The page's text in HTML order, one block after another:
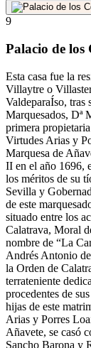
9
Palacio de los
Esta casa fue la
Villaytre o
ValdeparaÍso, tras
Marquesados, Dª
primera
Virtudes Arias y
Marquesa de
II en el año 1696,
los méritos de su
Sevilla y
de este
situado entre los
Calatrava, Moral
nombre de “La
Andrés Antonio
la Orden de
terrateniente
procedentes de
hijas de este
Arias y Porres
Añavete, se casó
Sancho Barona y